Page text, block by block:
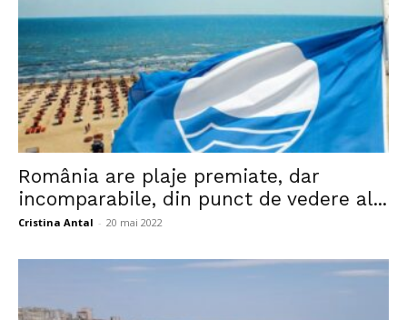
România are plaje premiate, dar
incomparabile, din punct de vedere al...
Cristina Antal - 20 mai 2022